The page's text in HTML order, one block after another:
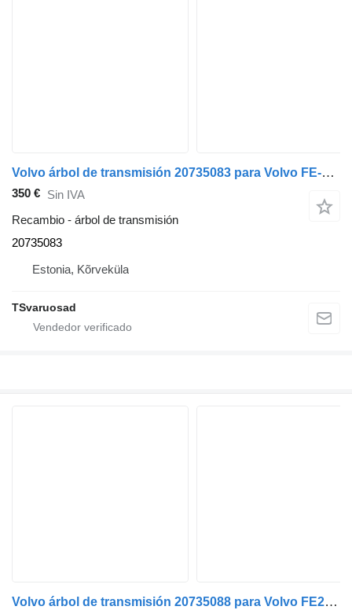
Volvo árbol de transmisión 20735083 para Volvo FE-280 camión
350 € Sin IVA
Recambio - árbol de transmisión
20735083
Estonia, Kõrveküla
TSvaruosad
Volvo árbol de transmisión 20735088 para Volvo FE280 camión